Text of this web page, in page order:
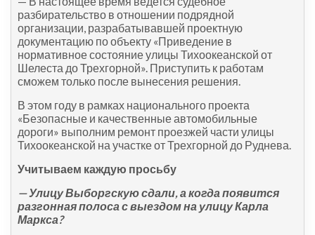
разбирательство в отношении подрядной
организации, разрабатывавшей проектную
документацию по объекту «Приведение в
нормативное состояние улицы Тихоокеанской от
Шелеста до Трехгорной». Приступить к работам
сможем только после вынесения решения.
В этом году в рамках национального проекта
«Безопасные и качественные автомобильные
дороги» выполним ремонт проезжей части улицы
Тихоокеанской на участке от Трехгорной до Руднева.
Учитываем каждую просьбу
— Улицу Выборгскую сдали, а когда появится
разгонная полоса с выездом на улицу Карла
Маркса?